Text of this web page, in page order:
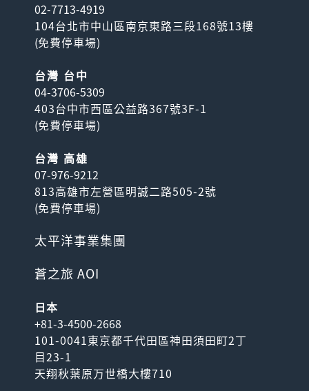
02-7713-4919
104台北市中山區南京東路三段168號13樓
(免費停車場)
台灣 台中
04-3706-5309
403台中市西區公益路367號3F-1
(免費停車場)
台灣 高雄
07-976-9212
813高雄市左營區明誠二路505-2號
(免費停車場)
太平洋事業集團
蒼之旅 AOI
日本
+81-3-4500-2668
101-0041東京都千代田區神田須田町2丁
目23-1
天翔秋葉原万世橋大樓710